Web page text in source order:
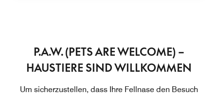
P.A.W. (PETS ARE WELCOME) –
HAUSTIERE SIND WILLKOMMEN
Um sicherzustellen, dass Ihre Fellnase den Besuch